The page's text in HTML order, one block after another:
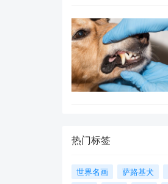
热门标签
世界名画 萨路基犬